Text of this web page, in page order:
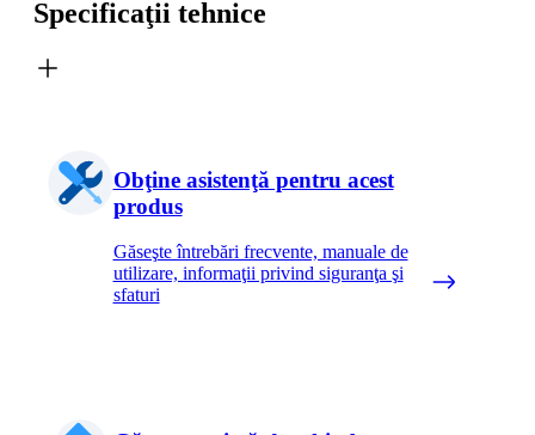
Specificaţii tehnice
Obţine asistenţă pentru acest
produs
Găseşte întrebări frecvente, manuale de
utilizare, informaţii privind siguranţa şi
sfaturi